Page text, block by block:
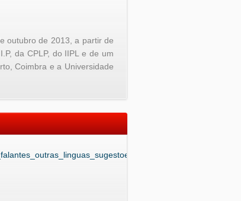
outubro de 2013, a partir de
da CPLP, do IIPL e de um
Coimbra e a Universidade